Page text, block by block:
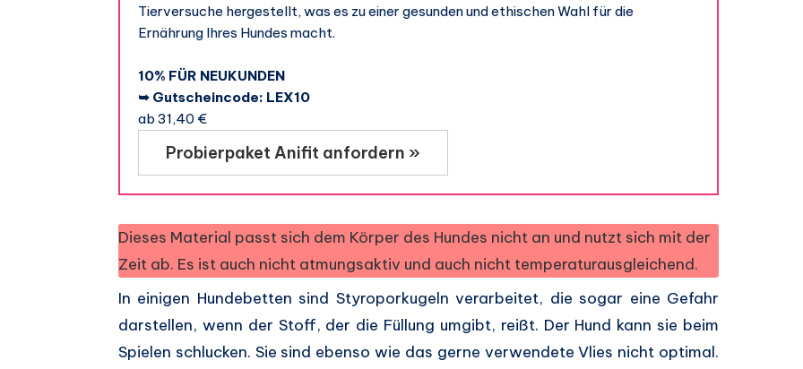
Tierversuche hergestellt, was es zu einer gesunden und ethischen Wahl für die
Ernährung Ihres Hundes macht.
10% FÜR NEUKUNDEN
➥ Gutscheincode: LEX10
ab 31,40 €
Probierpaket Anifit anfordern »
Dieses Material passt sich dem Körper des Hundes nicht an und nutzt sich mit der
Zeit ab. Es ist auch nicht atmungsaktiv und auch nicht temperaturausgleichend.
In einigen Hundebetten sind Styroporkugeln verarbeitet, die sogar eine Gefahr
darstellen, wenn der Stoff, der die Füllung umgibt, reißt. Der Hund kann sie beim
Spielen schlucken. Sie sind ebenso wie das gerne verwendete Vlies nicht optimal.